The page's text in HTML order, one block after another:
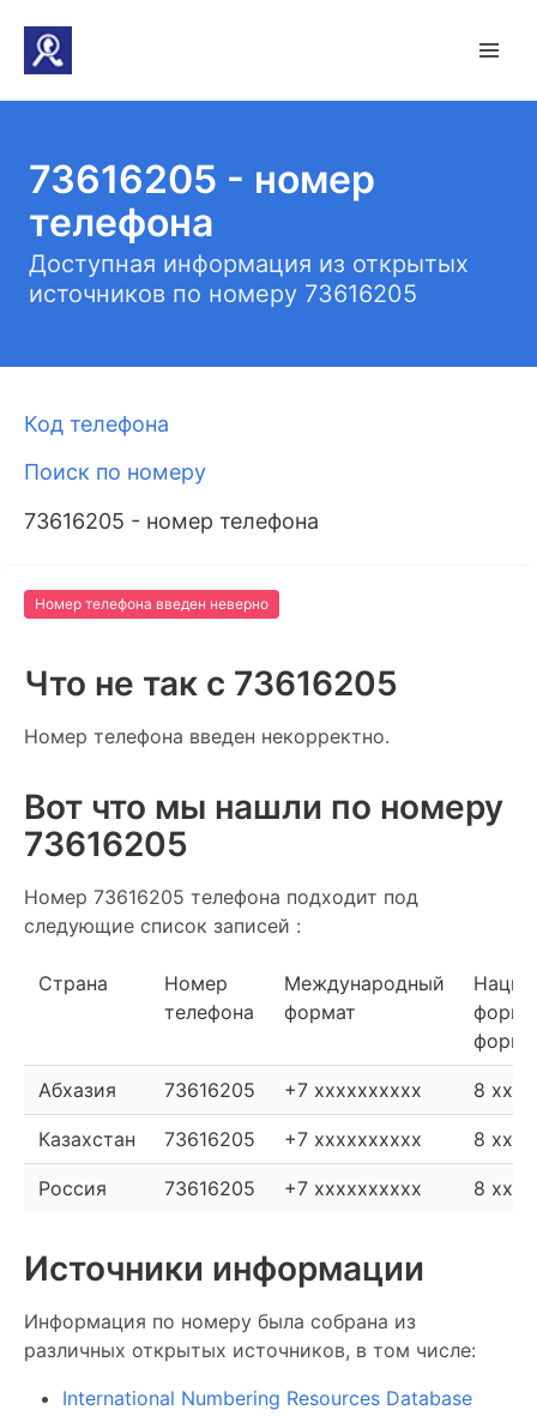
73616205 - номер
телефона
Доступная информация из открытых
источников по номеру 73616205
Код телефона
Поиск по номеру
73616205 - номер телефона
Номер телефона введен неверно
Что не так c 73616205
Номер телефона введен некорректно.
Вот что мы нашли по номеру
73616205
Номер 73616205 телефона подходит под
следующие список записей :
Страна
Номер
телефона
Международный
формат
Абхазия 73616205 +7 xxxxxxxxxx 8
Казахстан 73616205 +7 xxxxxxxxxx 8
Россия 73616205 +7 xxxxxxxxxx 8
Источники информации
Информация по номеру была собрана из
различных открытых источников, в том числе:
International Numbering Resources Database